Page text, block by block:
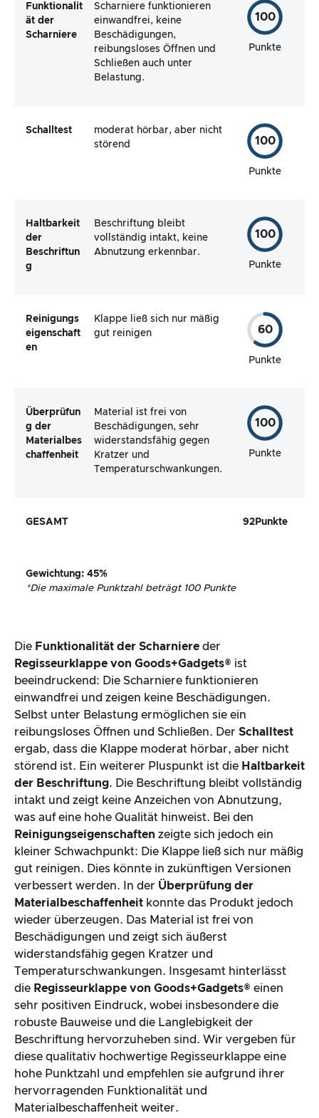
Funktionalit
ät der
Scharniere
Scharniere funktionieren
einwandfrei, keine
Beschädigungen,
reibungsloses Öffnen und
Schließen auch unter
Belastung.
100
Punkte
Schalltest
moderat hörbar, aber nicht
störend
100
Punkte
Haltbarkeit
der
Beschriftun
g
Beschriftung bleibt
vollständig intakt, keine
Abnutzung erkennbar.
100
Punkte
Reinigungs
eigenschaft
en
Klappe ließ sich nur mäßig
gut reinigen
60
Punkte
Überprüfun
g der
Materialbes
chaffenheit
Material ist frei von
Beschädigungen, sehr
widerstandsfähig gegen
Kratzer und
Temperaturschwankungen.
100
Punkte
GESAMT 92Punkte
Gewichtung: 45%
*Die maximale Punktzahl beträgt 100 Punkte
Die Funktionalität der Scharniere der
Regisseurklappe von Goods+Gadgets® ist
beeindruckend: Die Scharniere funktionieren
einwandfrei und zeigen keine Beschädigungen.
Selbst unter Belastung ermöglichen sie ein
reibungsloses Öffnen und Schließen. Der Schalltest
ergab, dass die Klappe moderat hörbar, aber nicht
störend ist. Ein weiterer Pluspunkt ist die Haltbarkeit
der Beschriftung. Die Beschriftung bleibt vollständig
intakt und zeigt keine Anzeichen von Abnutzung,
was auf eine hohe Qualität hinweist. Bei den
Reinigungseigenschaften zeigte sich jedoch ein
kleiner Schwachpunkt: Die Klappe ließ sich nur mäßig
gut reinigen. Dies könnte in zukünftigen Versionen
verbessert werden. In der Überprüfung der
Materialbeschaffenheit konnte das Produkt jedoch
wieder überzeugen. Das Material ist frei von
Beschädigungen und zeigt sich äußerst
widerstandsfähig gegen Kratzer und
Temperaturschwankungen. Insgesamt hinterlässt
die Regisseurklappe von Goods+Gadgets® einen
sehr positiven Eindruck, wobei insbesondere die
robuste Bauweise und die Langlebigkeit der
Beschriftung hervorzuheben sind. Wir vergeben für
diese qualitativ hochwertige Regisseurklappe eine
hohe Punktzahl und empfehlen sie aufgrund ihrer
hervorragenden Funktionalität und
Materialbeschaffenheit weiter.